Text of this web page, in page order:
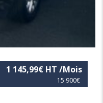
15 900€
1 145,99€ HT /Mois